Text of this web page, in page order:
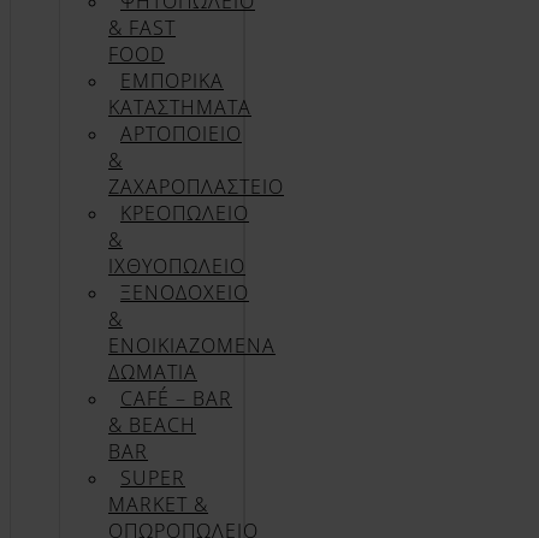
& FAST
FOOD
ΕΜΠΟΡΙΚΑ
ΚΑΤΑΣΤΗΜΑΤΑ
ΑΡΤΟΠΟΙΕΙΟ
&
ΖΑΧΑΡΟΠΛΑΣΤΕΙΟ
ΚΡΕΟΠΩΛΕΙΟ
&
ΙΧΘΥΟΠΩΛΕΙΟ
ΞΕΝΟΔΟΧΕΙΟ
&
ΕΝΟΙΚΙΑΖΟΜΕΝΑ
ΔΩΜΑΤΙΑ
CAFÉ – BAR
& BEACH
BAR
SUPER
MARKET &
ΟΠΩΡΟΠΩΛΕΙΟ